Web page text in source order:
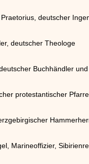
deutscher
deutscher Theologe
Buchhändler
protestantischer
Marineoffizier,